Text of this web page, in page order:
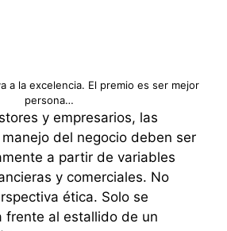
a la excelencia. El premio es ser mejor
persona…
y empresarios, las
del negocio deben ser
a partir de variables
y comerciales. No
ética. Solo se
frente al estallido de un